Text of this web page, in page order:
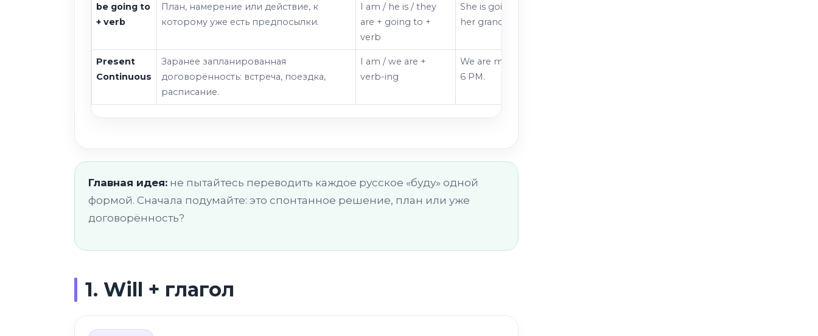
be going to
+ verb
План, намерение или действие, к
которому уже есть предпосылки.
I am / he is / they
are + going to +
verb
She is going to visit
her grandmother.
Present
Continuous
Заранее запланированная
договорённость: встреча, поездка,
расписание.
I am / we are +
verb-ing
We are meeting at
6 PM.
Главная идея: не пытайтесь переводить каждое русское «буду» одной
формой. Сначала подумайте: это спонтанное решение, план или уже
договорённость?
1. Will + глагол